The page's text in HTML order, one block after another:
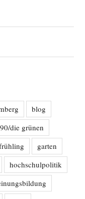
blog
die grünen
garten
hochschulpolitik